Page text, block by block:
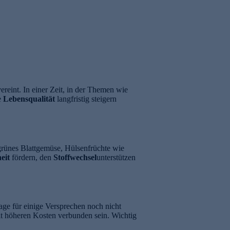
In einer Zeit, in der Themen wie
Lebensqualität langfristig steigern
Blattgemüse, Hülsenfrüchte wie
fördern, den Stoffwechselunterstützen
für einige Versprechen noch nicht
höheren Kosten verbunden sein. Wichtig